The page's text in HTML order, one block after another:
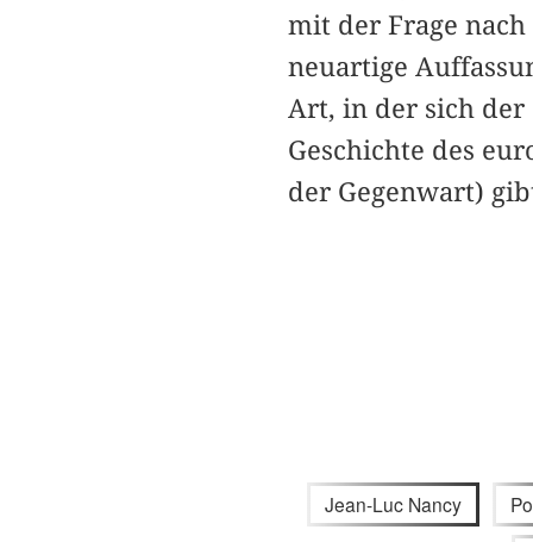
mit der Frage
neuartige
Art, in der sich der
Geschichte des
der Gegenwart)
Jean-Luc Nancy